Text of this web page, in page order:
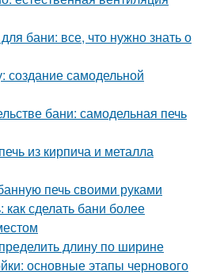
бани: все, что нужно знать о
самодельной
бани: самодельная печь
из кирпича и металла
печь своими руками
сделать бани более
длину по ширине
основные этапы чернового